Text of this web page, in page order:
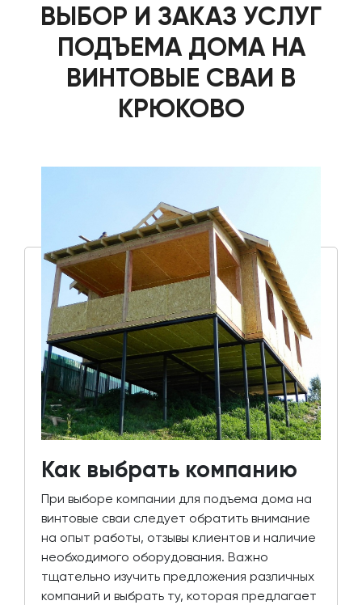
ВЫБОР И ЗАКАЗ УСЛУГ
ПОДЪЕМА ДОМА НА
ВИНТОВЫЕ СВАИ В
КРЮКОВО
Как выбрать компанию
При выборе компании для подъема дома на
винтовые сваи следует обратить внимание
на опыт работы, отзывы клиентов и наличие
необходимого оборудования. Важно
тщательно изучить предложения различных
компаний и выбрать ту, которая предлагает